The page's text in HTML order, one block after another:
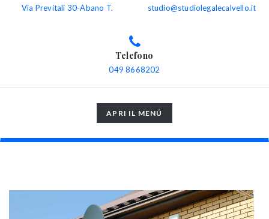
Via Previtali 30-Abano T. studio@studiolegalecalvello.it
Telefono
049 8668202
TOGGLE
NAVIGATION
APRI IL MENÚ